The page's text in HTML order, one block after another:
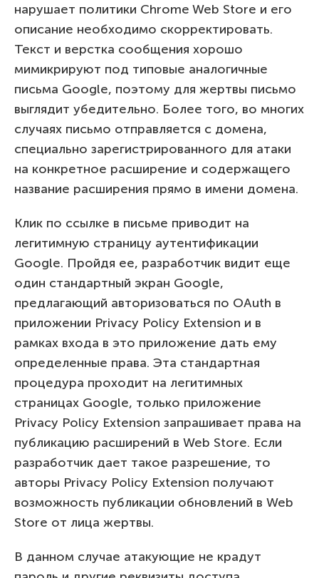
нарушает политики Chrome Web Store и его
описание необходимо скорректировать.
Текст и верстка сообщения хорошо
мимикрируют под типовые аналогичные
письма Google, поэтому для жертвы письмо
выглядит убедительно. Более того, во многих
случаях письмо отправляется с домена,
специально зарегистрированного для атаки
на конкретное расширение и содержащего
название расширения прямо в имени домена.
Клик по ссылке в письме приводит на
легитимную страницу аутентификации
Google. Пройдя ее, разработчик видит еще
один стандартный экран Google,
предлагающий авторизоваться по OAuth в
приложении Privacy Policy Extension и в
рамках входа в это приложение дать ему
определенные права. Эта стандартная
процедура проходит на легитимных
страницах Google, только приложение
Privacy Policy Extension запрашивает права на
публикацию расширений в Web Store. Если
разработчик дает такое разрешение, то
авторы Privacy Policy Extension получают
возможность публикации обновлений в Web
Store от лица жертвы.
В данном случае атакующие не крадут